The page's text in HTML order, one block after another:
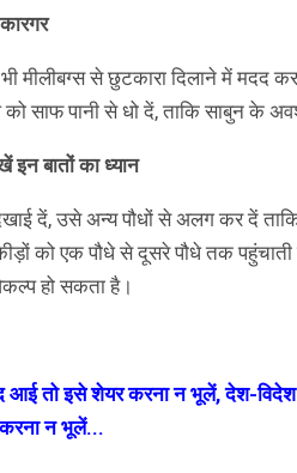
मीलीबग्स से छुटकारा दिलाने में मदद
साफ पानी से धो दें, ताकि साबुन के
इन बातों का ध्यान
दें, उसे अन्य पौधों से अलग कर दें
को एक पौधे से दूसरे पौधे तक
हो सकता है।
तो इसे शेयर करना न भूलें, देश-विदेश
न भूलें...